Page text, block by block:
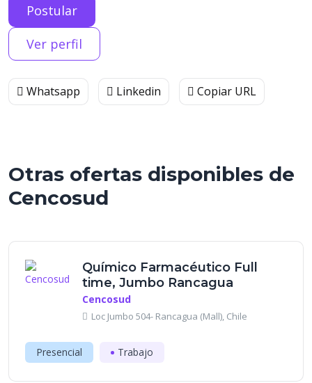
Postular
Ver perfil
Whatsapp Linkedin Copiar URL
Otras ofertas disponibles de
Cencosud
Químico Farmacéutico Full
time, Jumbo Rancagua
Cencosud
Loc Jumbo 504- Rancagua (Mall), Chile
Presencial Trabajo